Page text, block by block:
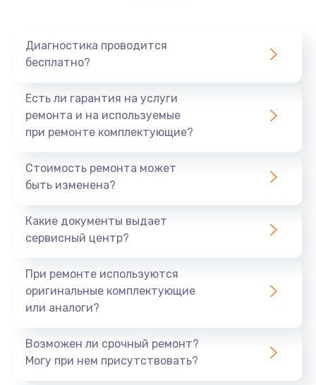
Диагностика проводится
бесплатно?
Есть ли гарантия на услуги
ремонта и на используемые
при ремонте комплектующие?
Стоимость ремонта может
быть изменена?
Какие документы выдает
сервисный центр?
При ремонте используются
оригинальные комплектующие
или аналоги?
Возможен ли срочный ремонт?
Могу при нем присутствовать?